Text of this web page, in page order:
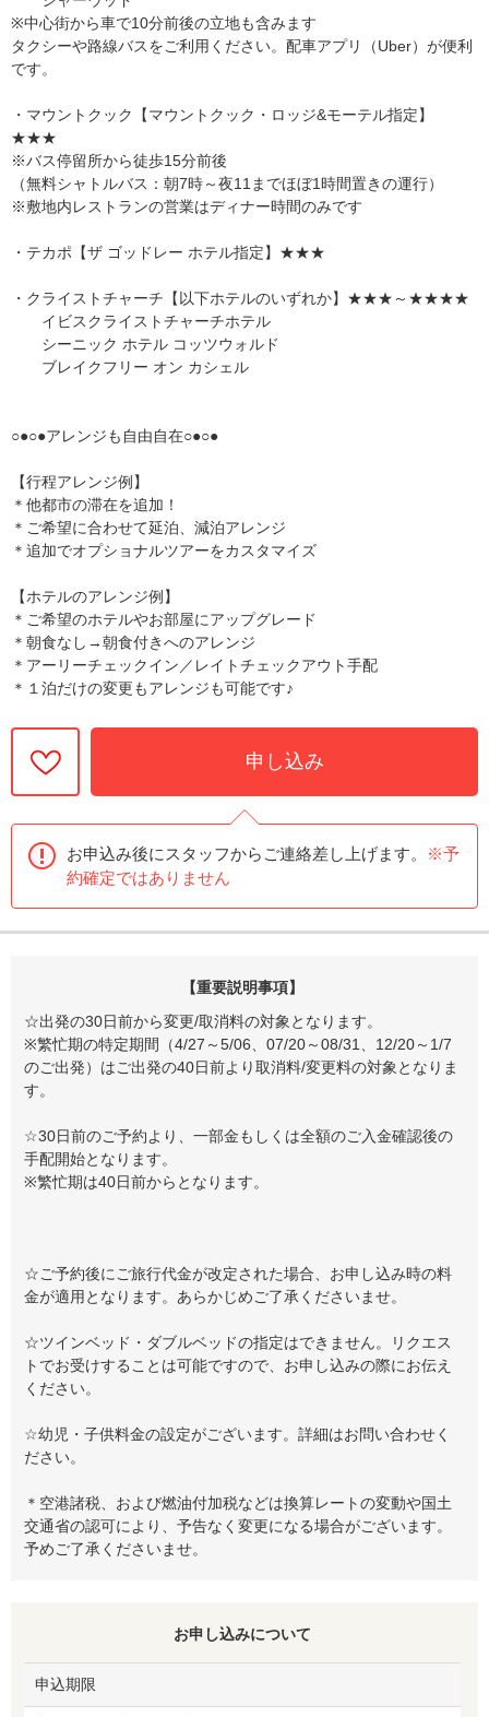
※中心街から車で10分前後の立地も含みます
タクシーや路線バスをご利用ください。配車アプリ（Uber）が便利
です。
・マウントクック【マウントクック・ロッジ&モーテル指定】
★★★
※バス停留所から徒歩15分前後
（無料シャトルバス：朝7時～夜11までほぼ1時間置きの運行）
※敷地内レストランの営業はディナー時間のみです
・テカポ【ザ ゴッドレー ホテル指定】★★★
・クライストチャーチ【以下ホテルのいずれか】★★★～★★★★
イビスクライストチャーチホテル
シーニック ホテル コッツウォルド
ブレイクフリー オン カシェル
○●○●アレンジも自由自在○●○●
【行程アレンジ例】
＊他都市の滞在を追加！
＊ご希望に合わせて延泊、減泊アレンジ
＊追加でオプショナルツアーをカスタマイズ
【ホテルのアレンジ例】
＊ご希望のホテルやお部屋にアップグレード
＊朝食なし→朝食付きへのアレンジ
＊アーリーチェックイン／レイトチェックアウト手配
＊１泊だけの変更もアレンジも可能です♪
申し込み
お申込み後にスタッフからご連絡差し上げます。
※予
約確定ではありません
【重要説明事項】
☆出発の30日前から変更/取消料の対象となります。
※繁忙期の特定期間（4/27～5/06、07/20～08/31、12/20～1/7
のご出発）はご出発の40日前より取消料/変更料の対象となりま
す。
☆30日前のご予約より、一部金もしくは全額のご入金確認後の
手配開始となります。
※繁忙期は40日前からとなります。
☆ご予約後にご旅行代金が改定された場合、お申し込み時の料
金が適用となります。あらかじめご了承くださいませ。
☆ツインベッド・ダブルベッドの指定はできません。リクエス
トでお受けすることは可能ですので、お申し込みの際にお伝え
ください。
☆幼児・子供料金の設定がございます。詳細はお問い合わせく
ださい。
＊空港諸税、および燃油付加税などは換算レートの変動や国土
交通省の認可により、予告なく変更になる場合がございます。
予めご了承くださいませ。
お申し込みについて
申込期限